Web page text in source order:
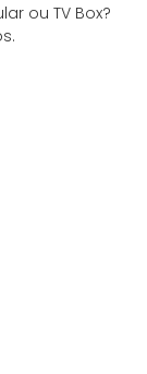
ou TV Box?